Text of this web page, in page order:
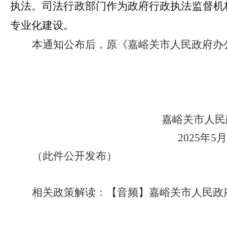
执法。司法行政部门作为政府行政执法监督
专业化建设。
本通知公布后，原《嘉峪关市人民政府
嘉峪关市人
2025年5
（此件公开发布）
相关政策解读： 【音频】嘉峪关市人民